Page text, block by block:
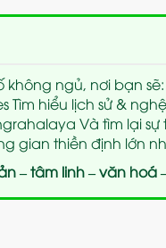
không ngủ, nơi bạn
Tìm hiểu lịch sử &
Và tìm lại
gian thiền định lớn
– tâm linh – văn hoá